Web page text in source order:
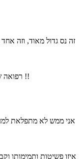
זה נס גדול מאוד, וזה
רפואה שלמה רפואת הנפש ורפואת הגוף כל הכבוד לך !!
איזו פשיטות ותמימותו